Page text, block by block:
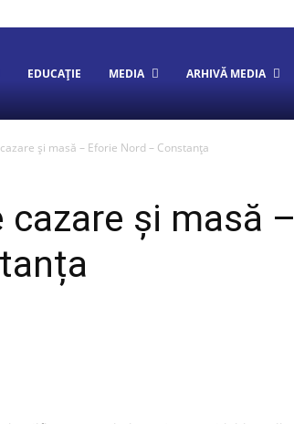
EDUCAȚIE MEDIA ARHIVĂ MEDIA
și masă – Eforie Nord – Constanța
și masă –